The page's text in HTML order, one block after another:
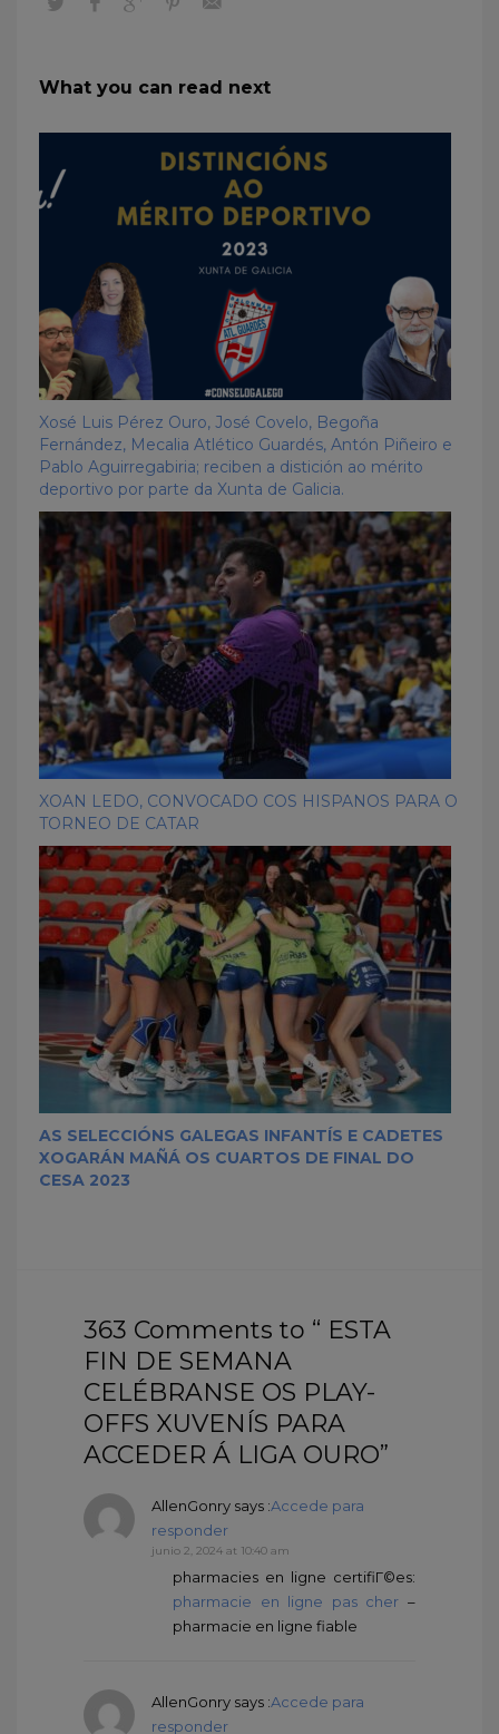
What you can read next
Xosé Luis Pérez Ouro, José Covelo, Begoña
Fernández, Mecalia Atlético Guardés, Antón Piñeiro e
Pablo Aguirregabiria; reciben a distición ao mérito
deportivo por parte da Xunta de Galicia.
XOAN LEDO, CONVOCADO COS HISPANOS PARA O
TORNEO DE CATAR
AS SELECCIÓNS GALEGAS INFANTÍS E CADETES
XOGARÁN MAÑÁ OS CUARTOS DE FINAL DO
CESA 2023
363 Comments to “ ESTA
FIN DE SEMANA
CELÉBRANSE OS PLAY-
OFFS XUVENÍS PARA
ACCEDER Á LIGA OURO”
AllenGonry says :Accede para
responder
junio 2, 2024 at 10:40 am
pharmacies en ligne certifiГ©es:
pharmacie en ligne pas cher –
pharmacie en ligne fiable
AllenGonry says :Accede para
responder